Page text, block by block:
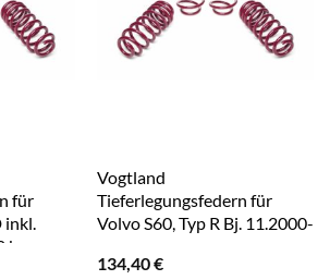
für
Vogtland
Tieferlegungsfedern für
Volvo S60, Typ R Bj. 11.2000-
134,40€